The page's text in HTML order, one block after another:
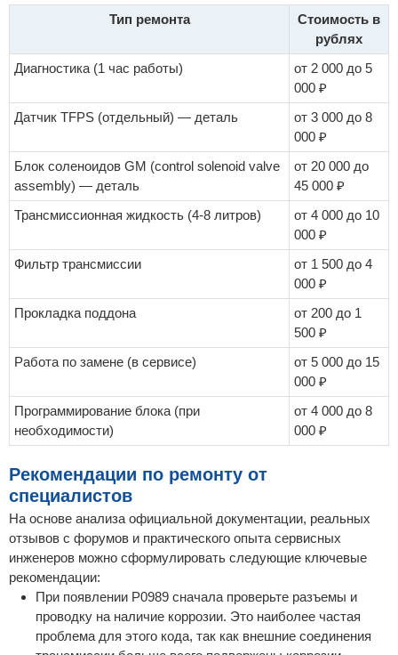
Тип ремонта
Стоимость в
рублях
Диагностика (1 час работы)
от 2 000 до 5
000 ₽
Датчик TFPS (отдельный) — деталь
от 3 000 до 8
000 ₽
Блок соленоидов GM (control solenoid valve
assembly) — деталь
от 20 000 до
45 000 ₽
Трансмиссионная жидкость (4-8 литров)
от 4 000 до 10
000 ₽
Фильтр трансмиссии
от 1 500 до 4
000 ₽
Прокладка поддона
от 200 до 1
500 ₽
Работа по замене (в сервисе)
от 5 000 до 15
000 ₽
Программирование блока (при
необходимости)
от 4 000 до 8
000 ₽
Рекомендации по ремонту от
специалистов
На основе анализа официальной документации, реальных
отзывов с форумов и практического опыта сервисных
инженеров можно сформулировать следующие ключевые
рекомендации:
При появлении P0989 сначала проверьте разъемы и
проводку на наличие коррозии. Это наиболее частая
проблема для этого кода, так как внешние соединения